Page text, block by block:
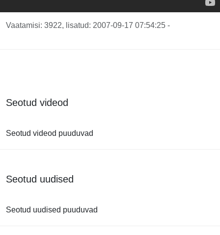
Vaatamisi: 3922, lisatud: 2007-09-17 07:54:25 -
Seotud videod
Seotud videod puuduvad
Seotud uudised
Seotud uudised puuduvad